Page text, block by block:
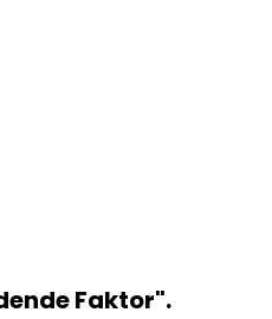
Faktor".